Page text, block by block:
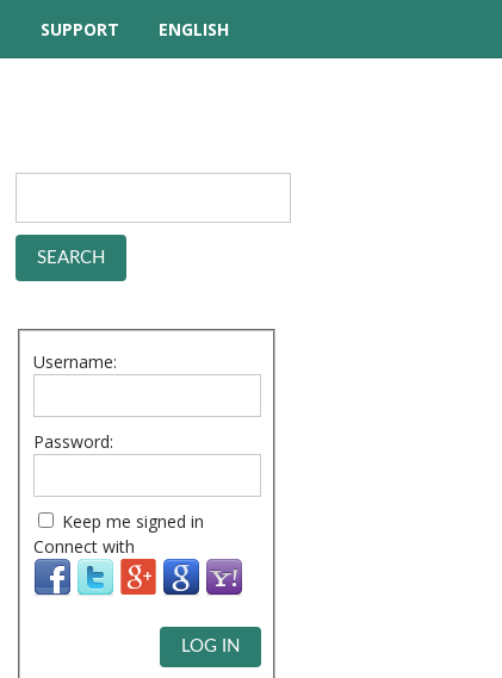
SUPPORT
TUTORIAL VIDEOS
QUESTIONS
FORUM
ENGLISH
Username:
Password:
Keep me signed in
Connect with
LOG IN